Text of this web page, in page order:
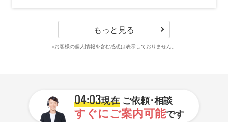
もっと見る
※お客様の個人情報を含む感想は表示しておりません。
04:03現在ご依頼･相談
すぐにご案内可能です